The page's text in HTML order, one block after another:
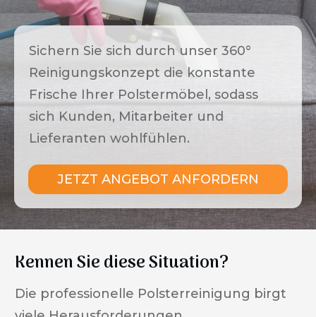
Sichern Sie sich durch unser 360°
Reinigungskonzept die konstante
Frische Ihrer Polstermöbel, sodass
sich Kunden, Mitarbeiter und
Lieferanten wohlfühlen.
JETZT ANGEBOT ANFORDERN
Kennen Sie diese Situation?
Die professionelle Polsterreinigung birgt